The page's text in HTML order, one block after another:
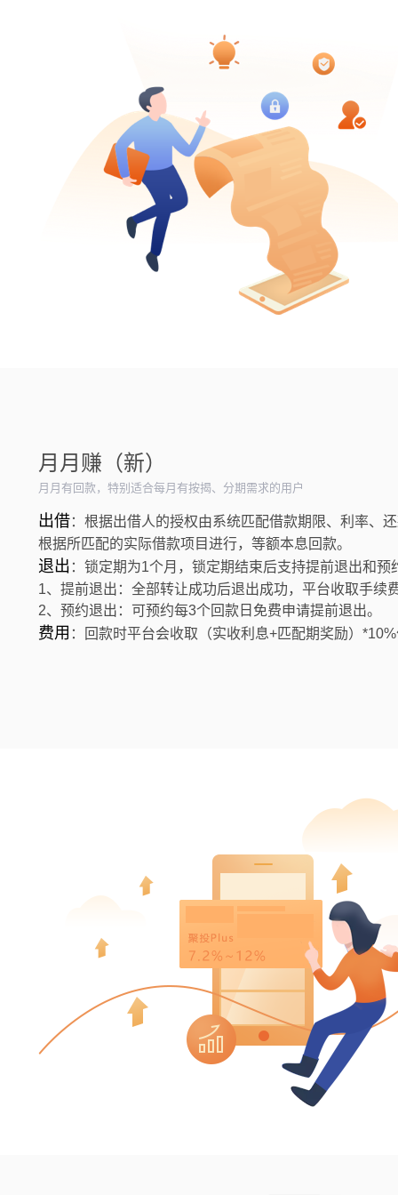
月月赚（新）
月月有回款，特别适合每月有按揭、分期需求的用户
出借：根据出借人的授权由系统匹配借款期限、利率、
根据所匹配的实际借款项目进行，等额本息回款。
退出 ：锁定期为1个月，锁定期结束后支持提前退出和预
1、提前退出：全部转让成功后退出成功，平台收取手续
2、预约退出：可预约每3个回款日免费申请提前退出。
费用 ：回款时平台会收取（实收利息+匹配期奖励）